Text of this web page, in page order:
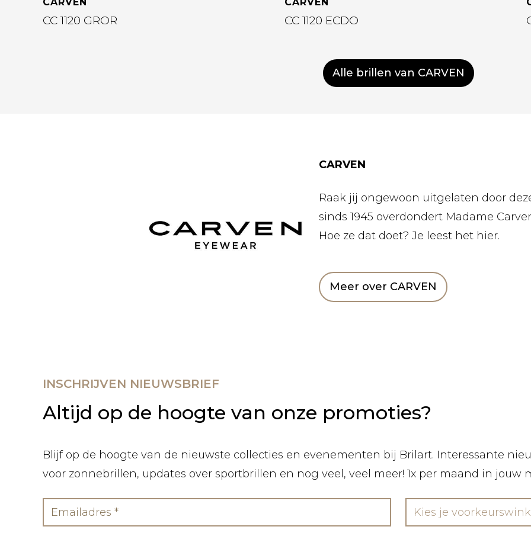
CC 1120 GROR CC 1120 ECDO
Alle brillen van CARVEN
CARVEN
Raak jij ongewoon uitgelaten door
sinds 1945 overdondert Madame
Hoe ze dat doet? Je leest het hier.
Meer over CARVEN
INSCHRIJVEN NIEUWSBRIEF
Altijd op de hoogte van onze promoties?
Blijf op de hoogte van de nieuwste collecties en evenementen bij Brilart. Interessante
voor zonnebrillen, updates over sportbrillen en nog veel, veel meer! 1x per maand in jouw
Kies je